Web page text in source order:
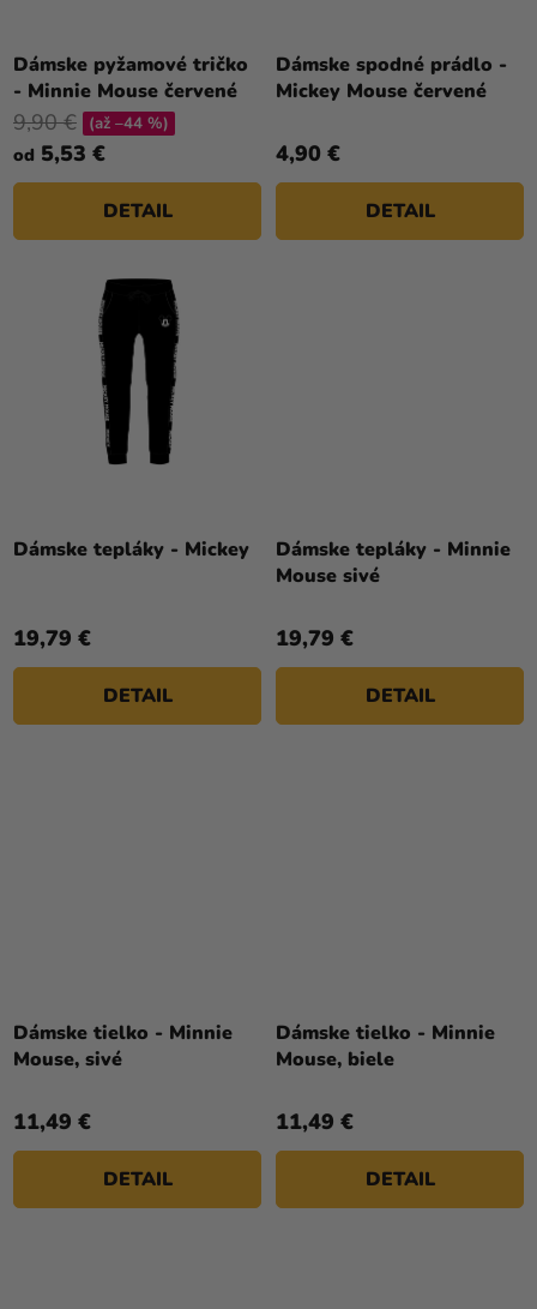
Sviatky
Kreatívne
potreby
Personalizované
produkty
Výpredaj
T
O
V
Dámske pyžamové tričko
- Minnie Mouse červené
od 5,53 €
9,90 € (až –44 %)
DETAIL
Dámske spodné prádlo -
Mickey Mouse červené
4,90 €
DETAIL
Dámske tepláky - Mickey
19,79 €
DETAIL
Dámske tepláky - Minnie
Mouse sivé
19,79 €
DETAIL
Dámske tielko - Minnie
Mouse, sivé
11,49 €
DETAIL
Dámske tielko - Minnie
Mouse, biele
11,49 €
DETAIL